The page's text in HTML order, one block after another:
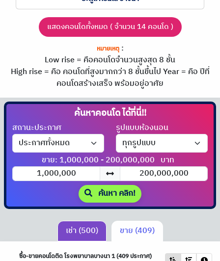
แสดงคอนโดทั้งหมด ( จำนวน 14 คอนโด )
หมายเหตุ:
Low rise = คือคอนโดจำนวนสูงสุด 8 ชั้น
High rise = คือ คอนโดที่สูงมากกว่า 8 ชั้นขึ้นไปYear = คือ ปีที่
คอนโดสร้างเสร็จ พร้อมอยู่อาศัย
ค้นหาคอนโดได้ที่นี่!!
สถานะประกาศ รูปแบบห้องนอน
ขาย: 1,000,000 - 200,000,000 บาท
ค้นหา คลิก!
เช่า (500) ขาย (409)
ซื้อ-ขายคอนโดติด โรงพยาบาลบางนา 1 (409 ประกาศ)